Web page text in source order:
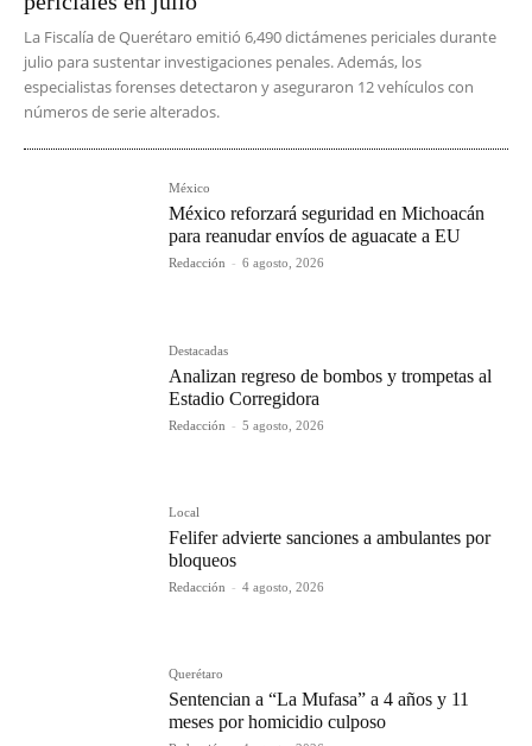
La Fiscalía de Querétaro emitió 6,490 dictámenes periciales durante
julio para sustentar investigaciones penales. Además, los
especialistas forenses detectaron y aseguraron 12 vehículos con
números de serie alterados.
México
México reforzará seguridad en Michoacán
para reanudar envíos de aguacate a EU
Redacción - 6 agosto, 2026
Destacadas
Analizan regreso de bombos y trompetas al
Estadio Corregidora
Redacción - 5 agosto, 2026
Local
Felifer advierte sanciones a ambulantes por
bloqueos
Redacción - 4 agosto, 2026
Querétaro
Sentencian a “La Mufasa” a 4 años y 11
meses por homicidio culposo